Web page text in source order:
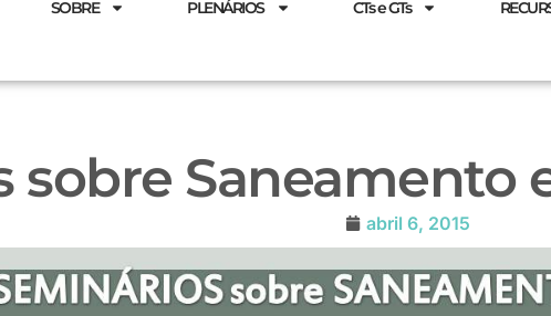
SOBRE PLENÁRIOS CTs e GTs
sobre Saneamento
abril 6, 2015